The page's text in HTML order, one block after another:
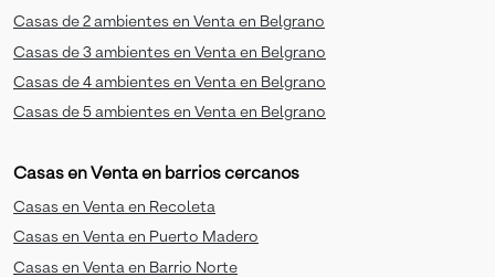
Casas de 2 ambientes en Venta en Belgrano
Casas de 3 ambientes en Venta en Belgrano
Casas de 4 ambientes en Venta en Belgrano
Casas de 5 ambientes en Venta en Belgrano
Casas en Venta en barrios cercanos
Casas en Venta en Recoleta
Casas en Venta en Puerto Madero
Casas en Venta en Barrio Norte